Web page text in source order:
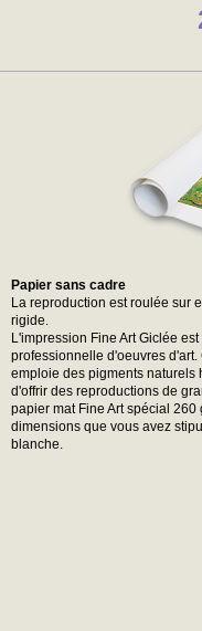
Papier sans cadre
La reproduction est roulée sur
rigide.
L'impression Fine Art Giclée
professionnelle d'oeuvres
emploie des pigments naturels
d'offrir des reproductions de
papier mat Fine Art spécial
dimensions que vous avez
blanche.